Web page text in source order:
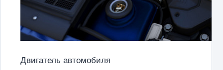
Двигатель автомобиля